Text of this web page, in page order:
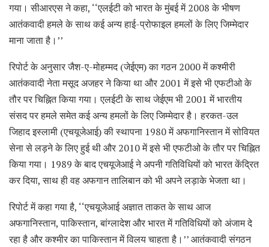
गया। सीआरएस ने कहा, ‘‘एलईटी को भारत के मुंबई में 2008 के भीषण
आतंकवादी हमले के साथ कई अन्य हाई-प्रोफाइल हमलों के लिए जिम्मेदार
माना जाता है।’’
रिपोर्ट के अनुसार जैश-ए-मोहम्मद (जेईएम) का गठन 2000 में कश्मीरी
आतंकवादी नेता मसूद अजहर ने किया था और 2001 में इसे भी एफटीओ के
तौर पर चिह्नित किया गया। एलईटी के साथ जेईएम भी 2001 में भारतीय
संसद पर हमले समेत कई अन्य हमलों के लिए जिम्मेदार है। हरकत-उल
जिहाद इस्लामी (एचयूजेआई) की स्थापना 1980 में अफगानिस्तान में सोवियत
सेना से लड़ने के लिए हुई थी और 2010 में इसे भी एफटीओ के तौर पर चिह्नित
किया गया। 1989 के बाद एचयूजेआई ने अपनी गतिविधियों को भारत केंद्रित
कर दिया, साथ ही वह अफगान तालिबान को भी अपने लड़ाके भेजता था।
रिपोर्ट में कहा गया है, ‘‘एचयूजेआई अज्ञात ताकत के साथ आज
अफगानिस्तान, पाकिस्तान, बांग्लादेश और भारत में गतिविधियों को अंजाम दे
रहा है और कश्मीर का पाकिस्तान में विलय चाहता है।’’ आतंकवादी संगठन